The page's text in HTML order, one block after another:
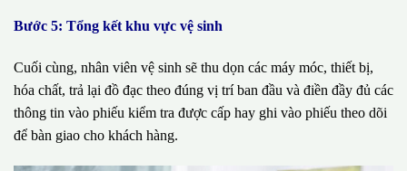
Bước 5: Tổng kết khu vực vệ sinh
Cuối cùng, nhân viên vệ sinh sẽ thu dọn các máy móc, thiết bị,
hóa chất, trả lại đồ đạc theo đúng vị trí ban đầu và điền đầy đủ các
thông tin vào phiếu kiểm tra được cấp hay ghi vào phiếu theo dõi
để bàn giao cho khách hàng.